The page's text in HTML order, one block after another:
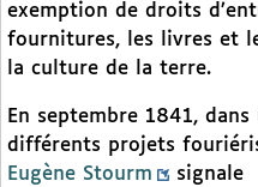
exemption de droits
fournitures, les livres et
la culture de la terre.
En septembre 1841,
différents projets
Eugène Stourm
signale